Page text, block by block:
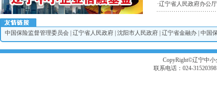
·辽宁省人民政府办公
中国保险监督管理委员会 辽宁省人民政府 沈阳市人民政府 辽宁省金融办 中国
CopyRight©辽宁中小
联系电话：024-